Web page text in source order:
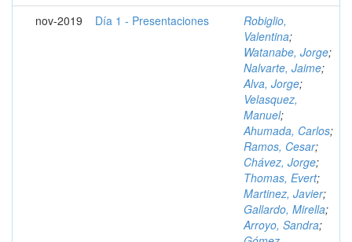
nov-2019 Día 1 - Presentaciones
Robiglio,
Valentina;
Watanabe, Jorge;
Nalvarte, Jaime;
Alva, Jorge;
Velasquez,
Manuel;
Ahumada, Carlos;
Ramos, Cesar;
Chávez, Jorge;
Thomas, Evert;
Martinez, Javier;
Gallardo, Mirella;
Arroyo, Sandra;